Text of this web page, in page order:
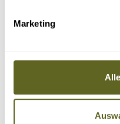
Marketing
OJOS DEL SALADO
Licancabur (5.920 m), Pili
Quirlige Andenmetropole La